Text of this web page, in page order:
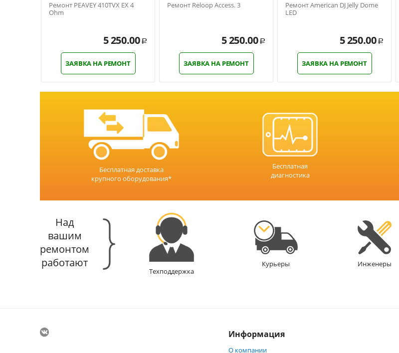
Ремонт PEAVEY 410TVX EX 4
Ohm
5 250.00 Р
ЗАЯВКА НА РЕМОНТ
Ремонт Reloop Access. 3
5 250.00 Р
ЗАЯВКА НА РЕМОНТ
Ремонт American DJ Jelly Dome
LED
5 250.00 Р
ЗАЯВКА НА РЕМОНТ
Бесплатная доставка
крупного оборудования*
Бесплатная
диагностика
Над
вашим
ремонтом
работают
Техподдержка
Курьеры Инженеры
Информация
О компании